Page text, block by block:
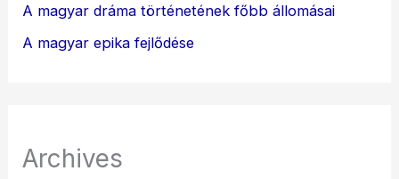
A magyar dráma történetének főbb állomásai
A magyar epika fejlődése
Archives